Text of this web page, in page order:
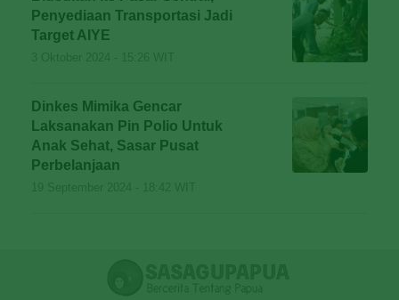
Penyediaan Transportasi Jadi
Target AIYE
Dinkes Mimika Gencar
Laksanakan Pin Polio Untuk
Anak Sehat, Sasar Pusat
Perbelanjaan